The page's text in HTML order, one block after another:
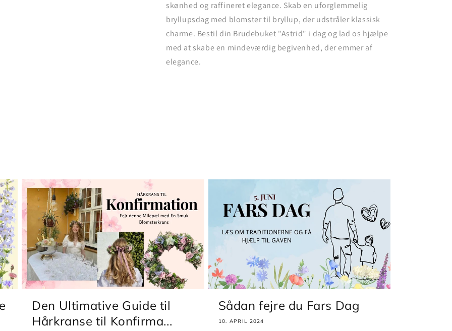
skønhed og raffineret elegance. Skab en uforglemmelig
bryllupsdag med blomster til bryllup, der udstråler klassisk
charme. Bestil din Brudebuket "Astrid" i dag og lad os hjælpe
med at skabe en mindeværdig begivenhed, der emmer af
elegance.
Den Ultimative Guide til
Hårkranse til Konfirma...
Sådan fejre du Fars Dag
10. APRIL 2024